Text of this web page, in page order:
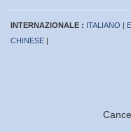
INTERNAZIONALE : ITALIANO |
CHINESE |